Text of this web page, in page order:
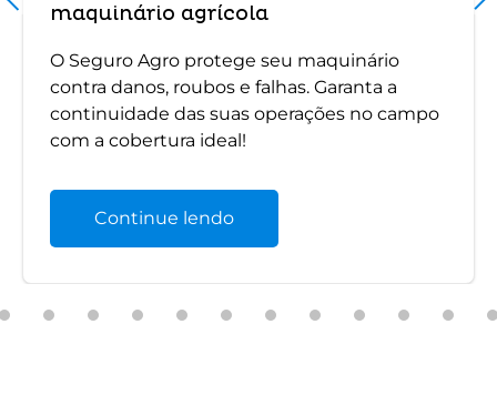
maquinário agrícola
O Seguro Agro protege seu maquinário
contra danos, roubos e falhas. Garanta a
continuidade das suas operações no campo
com a cobertura ideal!
Continue lendo